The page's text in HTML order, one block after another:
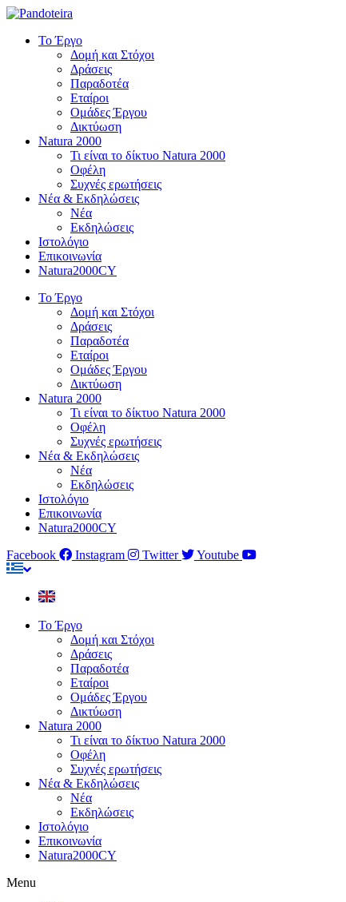
Το Έργο
Δομή και Στόχοι
Δράσεις
Παραδοτέα
Εταίροι
Ομάδες Έργου
Δικτύωση
Natura 2000
Τι είναι το δίκτυο Natura 2000
Οφέλη
Συχνές ερωτήσεις
Νέα & Εκδηλώσεις
Νέα
Εκδηλώσεις
Ιστολόγιο
Επικοινωνία
Natura2000CY
Το Έργο
Δομή και Στόχοι
Δράσεις
Παραδοτέα
Εταίροι
Ομάδες Έργου
Δικτύωση
Natura 2000
Τι είναι το δίκτυο Natura 2000
Οφέλη
Συχνές ερωτήσεις
Νέα & Εκδηλώσεις
Νέα
Εκδηλώσεις
Ιστολόγιο
Επικοινωνία
Natura2000CY
Facebook
Instagram Twitter Youtube
Το Έργο
Δομή και Στόχοι
Δράσεις
Παραδοτέα
Εταίροι
Ομάδες Έργου
Δικτύωση
Natura 2000
Τι είναι το δίκτυο Natura 2000
Οφέλη
Συχνές ερωτήσεις
Νέα & Εκδηλώσεις
Νέα
Εκδηλώσεις
Ιστολόγιο
Επικοινωνία
Natura2000CY
Menu